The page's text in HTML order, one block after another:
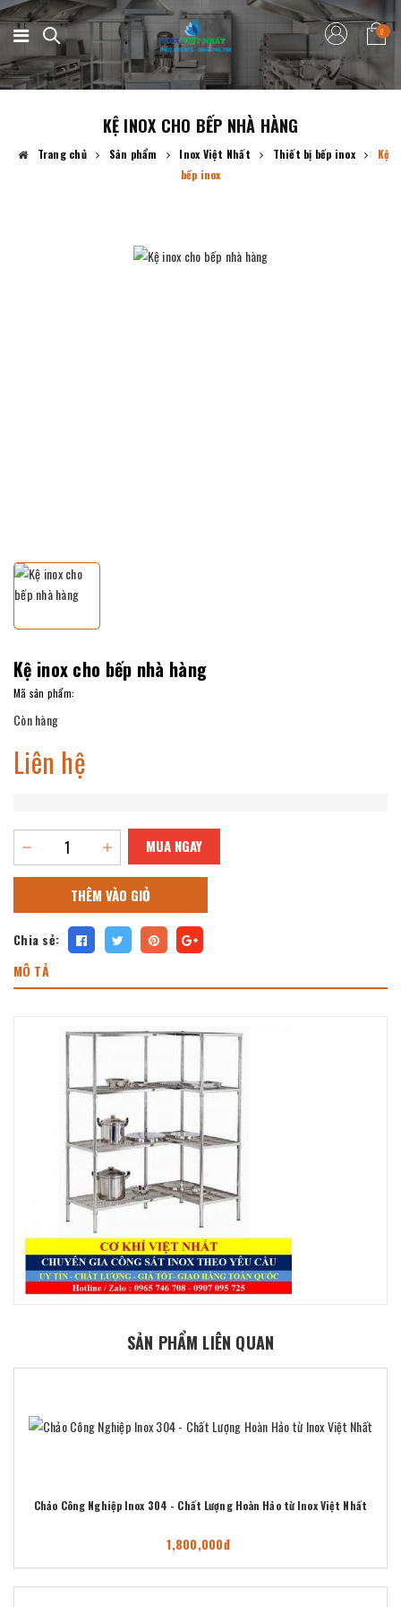
0
KỆ INOX CHO BẾP NHÀ HÀNG
Trang chủ Sản phẩm Inox Việt Nhất Thiết bị bếp inox
Kệ
bếp inox
Kệ inox cho bếp nhà hàng
Mã sản phẩm:
Còn hàng
Liên hệ
MUA NGAY
THÊM VÀO GIỎ
Chia sẻ:
MÔ TẢ
SẢN PHẨM LIÊN QUAN
Chảo Công Nghiệp Inox 304 - Chất Lượng Hoàn Hảo từ Inox Việt Nhất
1,800,000đ